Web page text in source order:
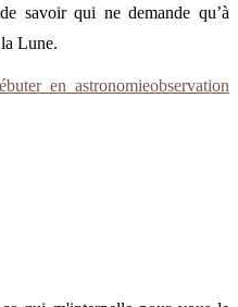
savoir qui ne demande qu’à
Lune.
en astronomieobservation